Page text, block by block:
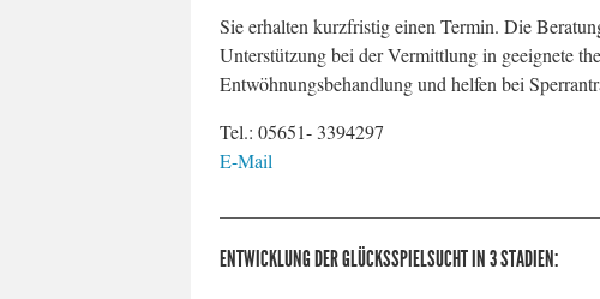
Sie erhalten kurzfristig einen Termin. Die
Unterstützung bei der Vermittlung in geeignete
Entwöhnungsbehandlung und helfen bei
Tel.: 05651- 3394297
E-Mail
ENTWICKLUNG DER GLÜCKSSPIELSUCHT IN 3 STADIEN: